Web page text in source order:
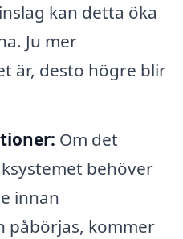
kan detta öka
Ju mer
är, desto högre blir
Om det
behöver
innan
påbörjas, kommer